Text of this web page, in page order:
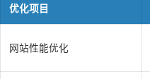
优化项目
网站性能优化